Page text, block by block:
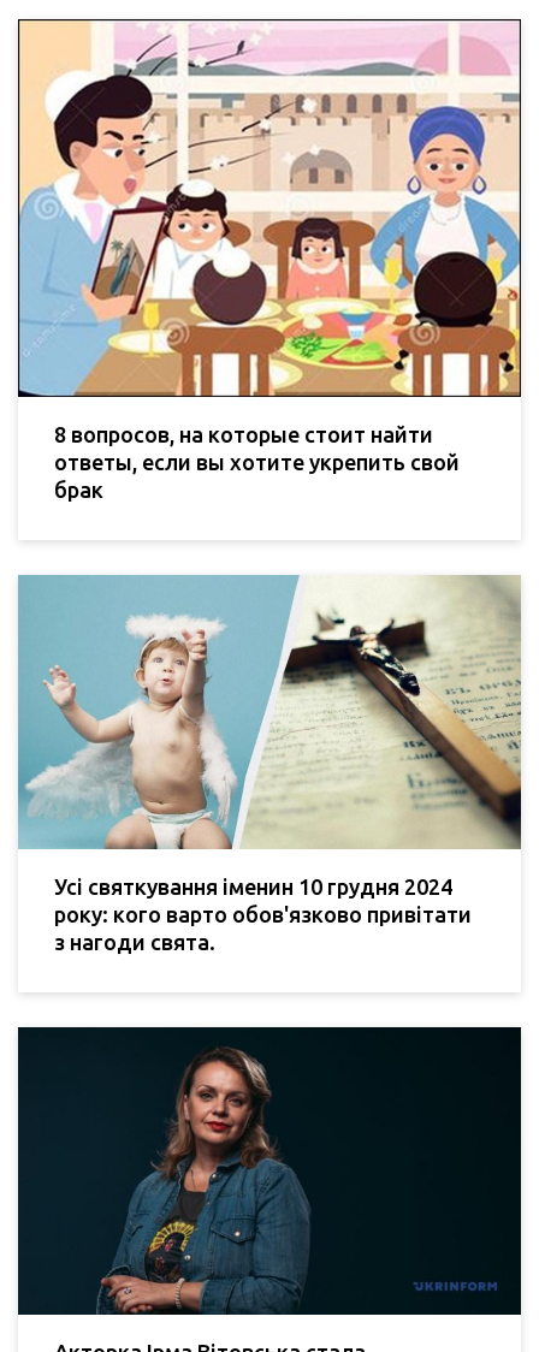
8 вопросов, на которые стоит найти
ответы, если вы хотите укрепить свой
брак
Усі святкування іменин 10 грудня 2024
року: кого варто обов'язково привітати
з нагоди свята.